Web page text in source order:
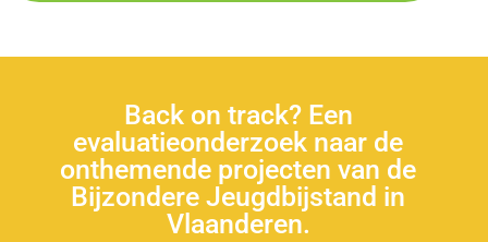
Back on track? Een
evaluatieonderzoek naar de
onthemende projecten van de
Bijzondere Jeugdbijstand in
Vlaanderen.